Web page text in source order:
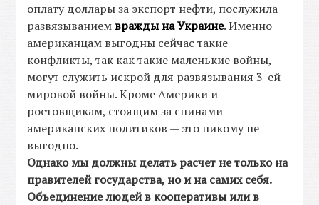
оплату доллары за экспорт нефти, послужила
развязыванием вражды на Украине. Именно
американцам выгодны сейчас такие
конфликты, так как такие маленькие войны,
могут служить искрой для развязывания 3-ей
мировой войны. Кроме Америки и
ростовщикам, стоящим за спинами
американских политиков — это никому не
выгодно.
Однако мы должны делать расчет не только на
правителей государства, но и на самих себя.
Объединение людей в кооперативы или в